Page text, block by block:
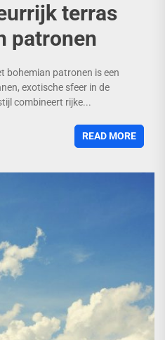
terras
patronen
bohemian patronen is een
exotische sfeer in de
combineert rijke...
READ MORE